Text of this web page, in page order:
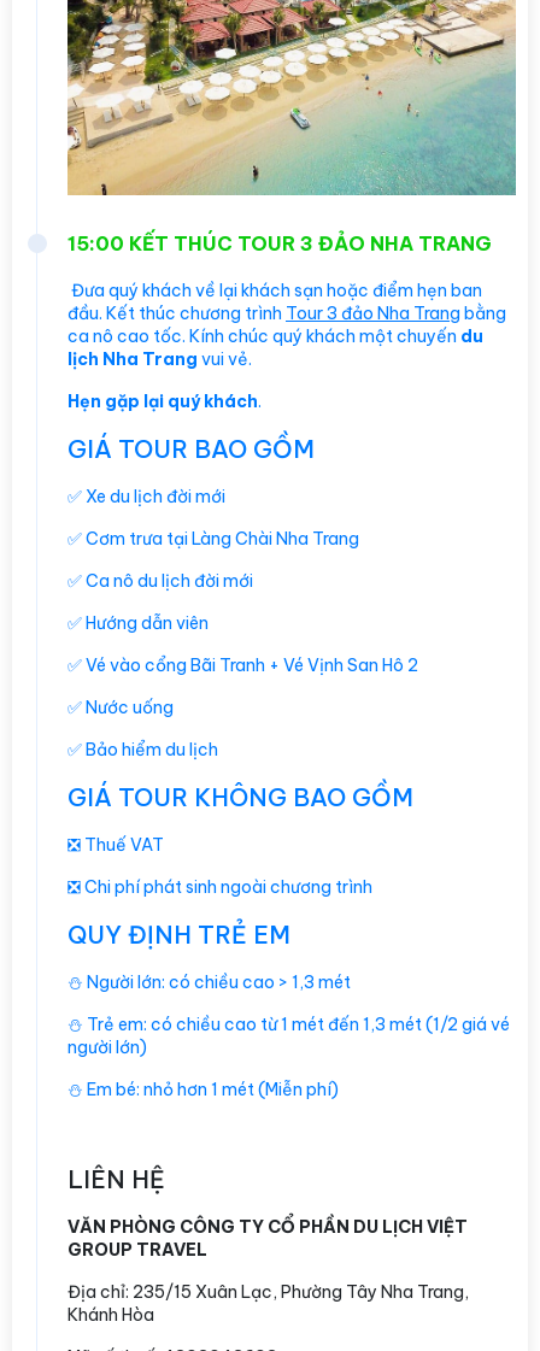
15:00 KẾT THÚC TOUR 3 ĐẢO NHA TRANG
Đưa quý khách về lại khách sạn hoặc điểm hẹn ban
đầu. Kết thúc chương trình Tour 3 đảo Nha Trang bằng
ca nô cao tốc. Kính chúc quý khách một chuyến du
lịch Nha Trang vui vẻ.
Hẹn gặp lại quý khách.
GIÁ TOUR BAO GỒM
✅ Xe du lịch đời mới
✅ Cơm trưa tại Làng Chài Nha Trang
✅ Ca nô du lịch đời mới
✅ Hướng dẫn viên
✅ Vé vào cổng Bãi Tranh + Vé Vịnh San Hô 2
✅ Nước uống
✅ Bảo hiểm du lịch
GIÁ TOUR KHÔNG BAO GỒM
❎ Thuế VAT
❎ Chi phí phát sinh ngoài chương trình
QUY ĐỊNH TRẺ EM
⛄️ Người lớn: có chiều cao > 1,3 mét
⛄️ Trẻ em: có chiều cao từ 1 mét đến 1,3 mét (1/2 giá vé
người lớn)
⛄️ Em bé: nhỏ hơn 1 mét (Miễn phí)
LIÊN HỆ
VĂN PHÒNG CÔNG TY CỔ PHẦN DU LỊCH VIỆT
GROUP TRAVEL
Địa chỉ: 235/15 Xuân Lạc, Phường Tây Nha Trang,
Khánh Hòa